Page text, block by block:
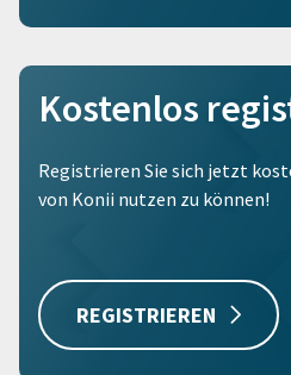
Kostenlos
Registrieren Sie sich jetzt
von Konii nutzen zu können!
REGISTRIEREN